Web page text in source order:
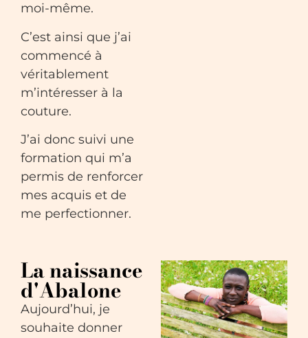
moi-même.
C’est ainsi que j’ai
commencé à
véritablement
m’intéresser à la
couture.
J’ai donc suivi une
formation qui m’a
permis de renforcer
mes acquis et de
me perfectionner.
La naissance
d'Abalone
Aujourd’hui, je
souhaite donner